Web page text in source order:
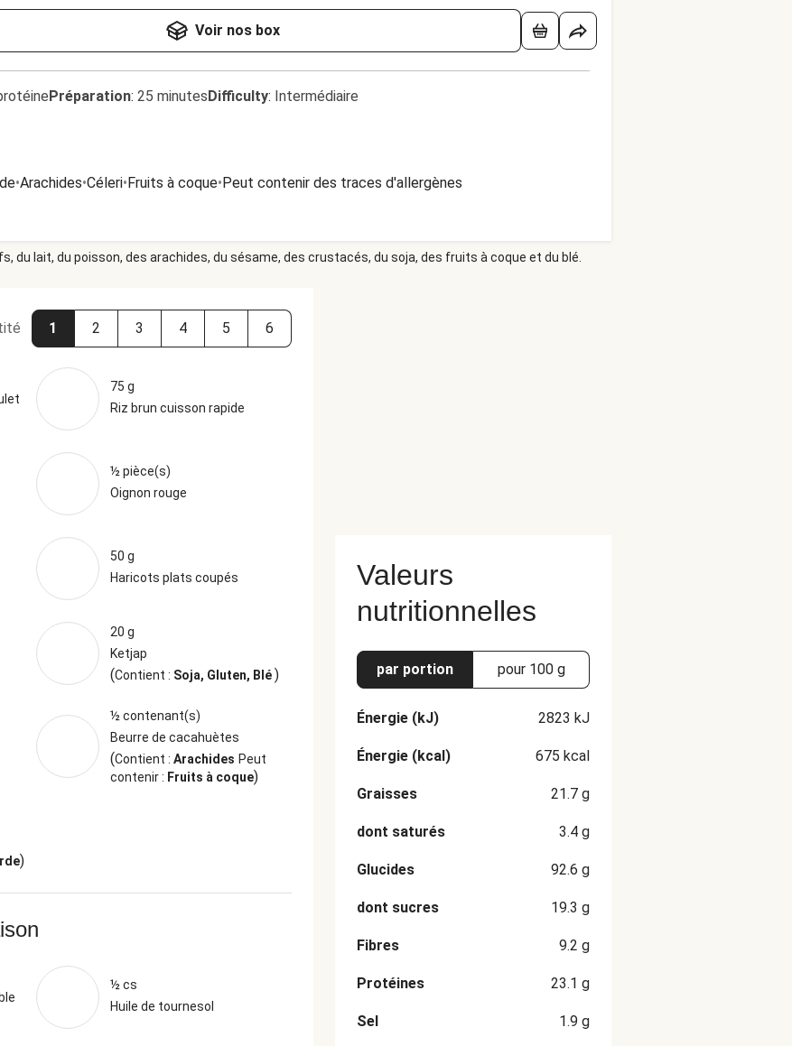
Voir nos box
Préparation: 25 minutesDifficulty: Intermédiaire
•Arachides•Céleri•Fruits à coque•Peut contenir des traces d'allergènes
du lait, du poisson, des arachides, du sésame, des crustacés, du soja, des fruits à coque et du blé.
1 2 3 4 5 6
75 g
Riz brun cuisson rapide
½ pièce(s)
Oignon rouge
50 g
Haricots plats coupés
20 g
Ketjap
(Contient : Soja, Gluten, Blé)
½ contenant(s)
Beurre de cacahuètes
(Contient : Arachides Peut
contenir : Fruits à coque)
)
½ cs
Huile de tournesol
Valeurs
nutritionnelles
par portion pour 100 g
Énergie (kJ) 2823 kJ
Énergie (kcal) 675 kcal
Graisses 21.7 g
dont saturés 3.4 g
Glucides 92.6 g
dont sucres 19.3 g
Fibres 9.2 g
Protéines 23.1 g
Sel 1.9 g